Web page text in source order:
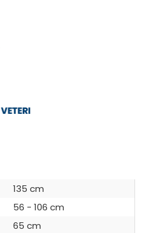
135 cm
56 - 106 cm
65 cm